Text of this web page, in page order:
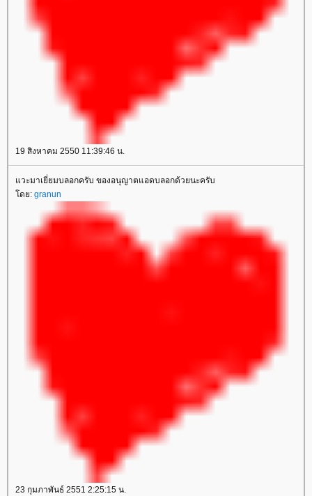
19 สิงหาคม 2550 11:39:46 น.
วะมาเยี่ยมบลอกครับ ของอนุญาตแอดบลอกด้วยนะครับ
ดย: granun
23 กุมภาพันธ์ 2551 2:25:15 น.